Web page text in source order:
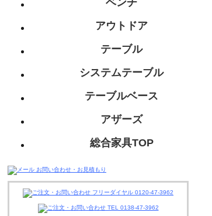
アウトドア
テーブル
システムテーブル
テーブルベース
アザーズ
総合家具TOP